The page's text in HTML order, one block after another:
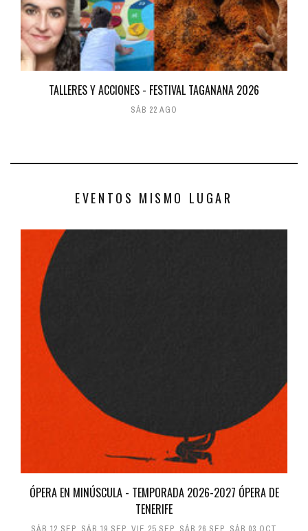
TALLERES Y ACCIONES - FESTIVAL TAGANANA 2026
SÁB 22 AGO
EVENTOS MISMO LUGAR
ÓPERA EN MINÚSCULA - TEMPORADA 2026-2027 ÓPERA DE
TENERIFE
SÁB 12 SEP SÁB 19 SEP VIE 25 SEP SÁB 26 SEP SÁB 03 OCT